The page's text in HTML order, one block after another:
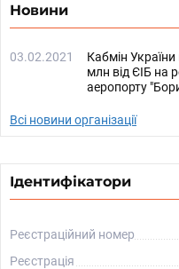
Новини
03.02.2021
Кабмін
млн від ЄІБ на
аеропорту
Всі новини організації
Ідентифікатори
Реєстраційний номер
Реєстрація